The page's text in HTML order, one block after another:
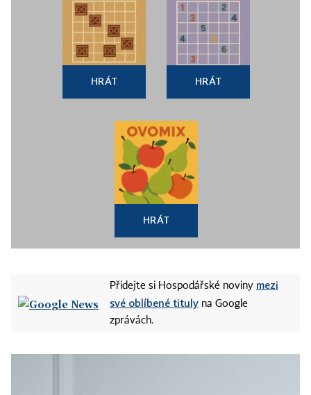
HRÁT HRÁT
HRÁT
Přidejte si Hospodářské noviny mezi
své oblíbené tituly na Google
zprávách.